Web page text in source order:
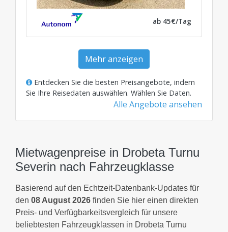
ab 45€/Tag
Mehr anzeigen
Entdecken Sie die besten Preisangebote, indem
Sie Ihre Reisedaten auswählen. Wählen Sie Daten.
Alle Angebote ansehen
Mietwagenpreise in Drobeta Turnu
Severin nach Fahrzeugklasse
Basierend auf den Echtzeit-Datenbank-Updates für
den 08 August 2026 finden Sie hier einen direkten
Preis- und Verfügbarkeitsvergleich für unsere
beliebtesten Fahrzeugklassen in Drobeta Turnu